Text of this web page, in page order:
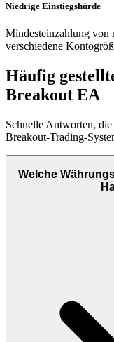
Niedrige Einstiegshürde
Mindesteinzahlung
verschiedene
Häufig
Breakout EA
Schnelle Antworten,
Breakout-Trading-
Welche